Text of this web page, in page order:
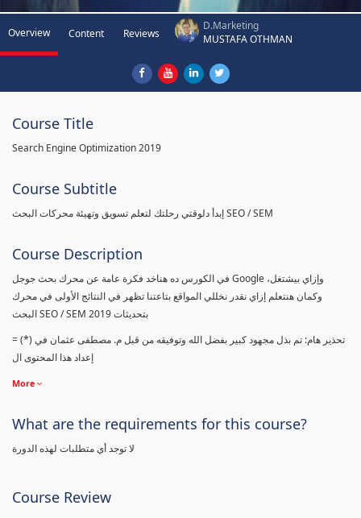
Overview Content Reviews
D.Marketing
MUSTAFA OTHMAN
Course Title
Search Engine Optimization 2019
Course Subtitle
إبدأ دلوقتي رحلتك لتعلم تسويق وتهيئة محركات البحث SEO / SEM
Course Description
في الكورس ده هناخد فكرة عامة عن محرك بحث جوجل Google وإزاي بيشتغل،
وكمان هنتعلم إزاي نقدر نخللي المواقع بتاعتنا تظهر في النتائج الأولى في محرك
البحث SEO / SEM بتحديثات 2019
= (*) تحذير هام: تم بذل مجهود كبير بفضل الله وتوفيقه من قبل م. مصطفى عثمان في
إعداد هذا المحتوى ال
More
What are the requirements for this course?
لا توجد أي متطلبات لهذه الدورة
Course Review